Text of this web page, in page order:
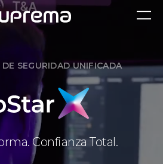
SEGURIDAD UNIFICADA
BioStar
X
Confianza Total.